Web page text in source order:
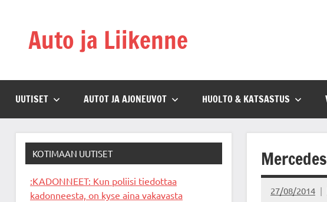
contentAuto ja Liikenne
UUTISET AUTOT JA AJONEUVOT HUOLTO & KATSASTUS
27/08/2014
KOTIMAAN UUTISET
:KADONNEET: Kun poliisi tiedottaa
kadonneesta, on kyse aina vakavasta